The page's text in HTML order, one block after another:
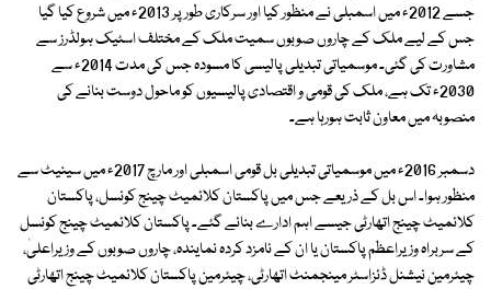
جسے 2012ء میں اسمبلی نے منظور کیا اور سرکاری طور پر 2013ء میں شروع کیا گیا
جس کے لیے ملک کے چاروں صوبوں سمیت ملک کے مختلف اسٹیک ہولڈرز سے
مشاورت کی گئی۔ موسمیاتی تبدیلی پالیسی کا مسودہ جس کی مدت 2014ء سے
2030ء تک ہے، ملک کی قومی و اقتصادی پالیسیوں کو ماحول دوست بنانے کی
منصوبہ میں معاون ثابت ہورہا ہے۔
دسمبر 2016ء میں موسمیاتی تبدیلی بل قومی اسمبلی اور مارچ 2017ء میں سینیٹ سے
منظور ہوا۔ اس بل کے ذریعے جس میں پاکستان کلائمیٹ چینج کونسل، پاکستان
کلائمیٹ چینج اتھارٹی جیسے اہم ادارے بنائے گئے۔ پاکستان کلائمیٹ چینج کونسل
کے سربراہ وزیراعظم پاکستان یا ان کے نامزد کردہ نمایندہ، چاروں صوبوں کے وزیراعلیٰ،
چیئرمین نیشنل ڈئزاسٹر مینجمنٹ اتھارٹی، چیئرمین پاکستان کلائمیٹ چینج اتھارٹی